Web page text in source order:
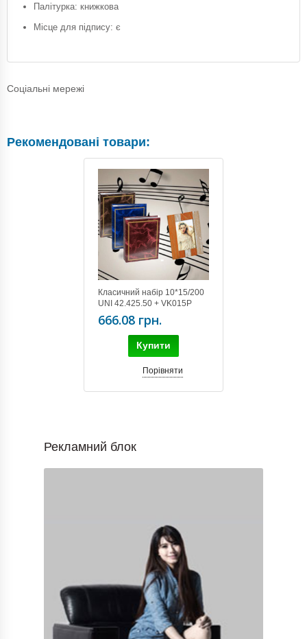
Палітурка: книжкова
Місце для підпису: є
Соціальні мережі
Рекомендовані товари:
Класичний набір 10*15/200
UNI 42.425.50 + VK015P
666.08 грн.
Купити
Порівняти
Рекламний блок